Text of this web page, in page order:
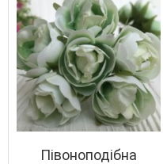
Півоноподібна